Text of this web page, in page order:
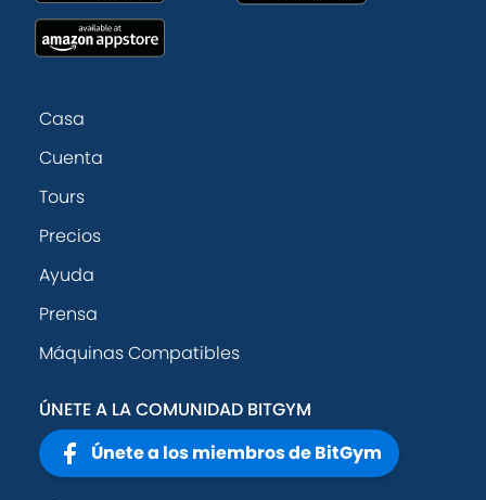
Casa
Cuenta
Tours
Precios
Ayuda
Prensa
Máquinas Compatibles
ÚNETE A LA COMUNIDAD BITGYM
Únete a los miembros de BitGym